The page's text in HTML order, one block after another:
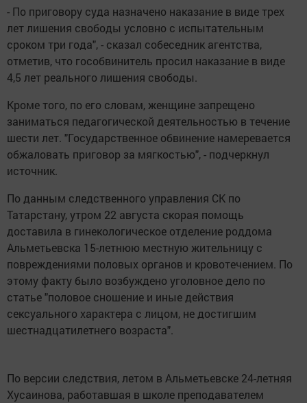
- По приговору суда назначено наказание в виде трех
лет лишения свободы условно с испытательным
сроком три года", - сказал собеседник агентства,
отметив, что гособвинитель просил наказание в виде
4,5 лет реального лишения свободы.
Кроме того, по его словам, женщине запрещено
заниматься педагогической деятельностью в течение
шести лет. "Государственное обвинение намеревается
обжаловать приговор за мягкостью", - подчеркнул
источник.
По данным следственного управления СК по
Татарстану, утром 22 августа скорая помощь
доставила в гинекологическое отделение роддома
Альметьевска 15-летнюю местную жительницу с
повреждениями половых органов и кровотечением. По
этому факту было возбуждено уголовное дело по
статье "половое сношение и иные действия
сексуального характера с лицом, не достигшим
шестнадцатилетнего возраста".
По версии следствия, летом в Альметьевске 24-летняя
Хусаинова, работавшая в школе преподавателем